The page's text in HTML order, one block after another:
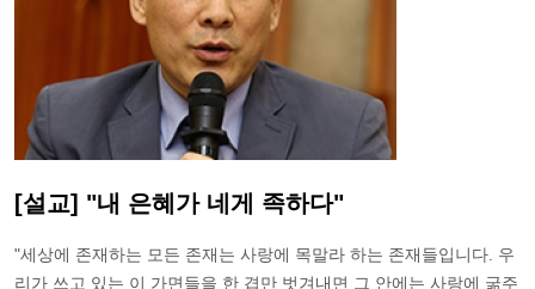
[설교] "내 은혜가 네게 족하다"
"세상에 존재하는 모든 존재는 사랑에 목말라 하는 존재들입니다. 우
리가 쓰고 있는 이 가면들을 한 겹만 벗겨내면 그 안에는 사랑에 굶주